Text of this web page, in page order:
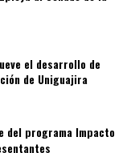
el desarrollo de
de Uniguajira
del programa Impacto